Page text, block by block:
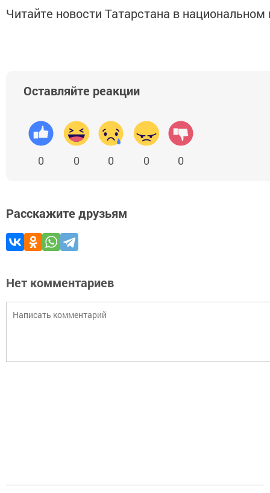
Читайте новости Татарстана в
Оставляйте реакции
0 0 0 0 0
Расскажите друзьям
Нет комментариев